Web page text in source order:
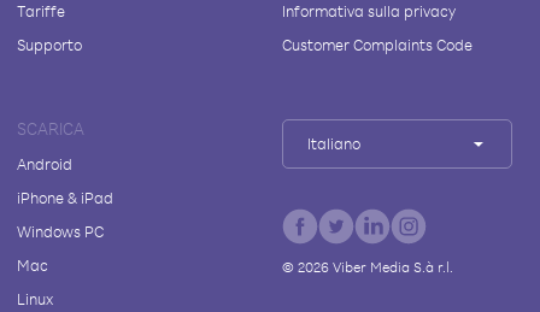
Tariffe
Supporto
Informativa sulla privacy
Customer Complaints Code
SCARICA
Android
iPhone & iPad
Windows PC
Mac
Linux
Italiano
© 2026Viber Media S.à r.l.